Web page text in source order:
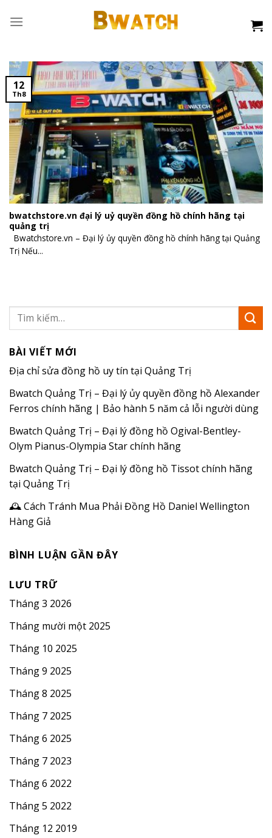
bwatchstore.vn đại lý uỷ quyền đồng hồ chính hãng tại
quảng trị
Bwatchstore.vn – Đại lý ủy quyền đồng hồ chính hãng tại Quảng
Trị Nếu...
12
Th8
BÀI VIẾT MỚI
Địa chỉ sửa đồng hồ uy tín tại Quảng Trị
Bwatch Quảng Trị – Đại lý ủy quyền đồng hồ Alexander
Ferros chính hãng | Bảo hành 5 năm cả lỗi người dùng
Bwatch Quảng Trị – Đại lý đồng hồ Ogival-Bentley-
Olym Pianus-Olympia Star chính hãng
Bwatch Quảng Trị – Đại lý đồng hồ Tissot chính hãng
tại Quảng Trị
🕰️ Cách Tránh Mua Phải Đồng Hồ Daniel Wellington
Hàng Giả
BÌNH LUẬN GẦN ĐÂY
LƯU TRỮ
Tháng 3 2026
Tháng mười một 2025
Tháng 10 2025
Tháng 9 2025
Tháng 8 2025
Tháng 7 2025
Tháng 6 2025
Tháng 7 2023
Tháng 6 2022
Tháng 5 2022
Tháng 12 2019